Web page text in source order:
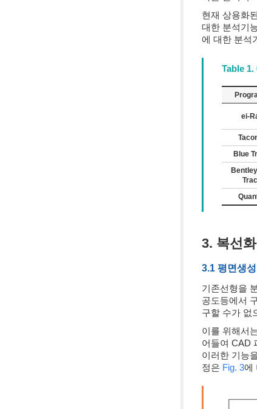
현재 상용화
대한 분석기
에 대한 분석
Table
ei-
Blue
3. 복선
3.1 평면생성
기존선형을
공도등에서
구할 수가 없
이를 위해서
어들여 CAD
이러한 기능
정은 Fig. 3에